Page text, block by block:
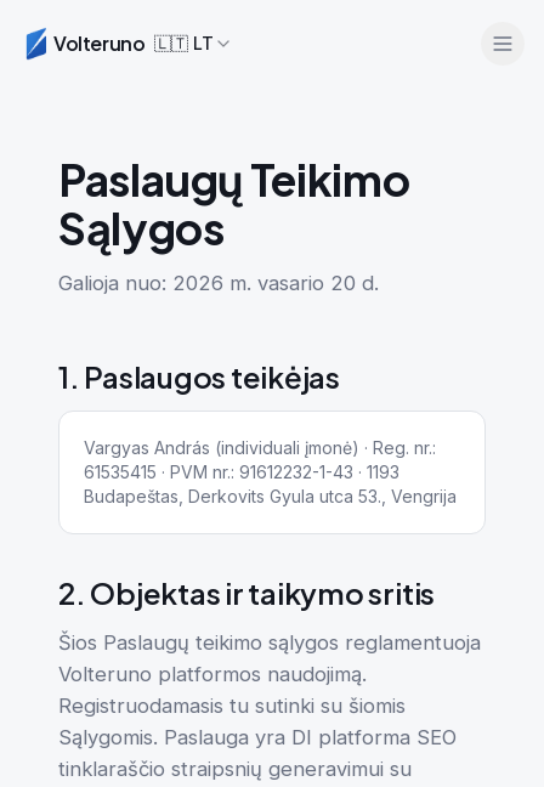
Volteruno 🇱🇹 LT
Pradėti nemokamai
Paslaugų Teikimo
Sąlygos
Galioja nuo: 2026 m. vasario 20 d.
1. Paslaugos teikėjas
Vargyas András (individuali įmonė) · Reg. nr.:
61535415 · PVM nr.: 91612232-1-43 · 1193
Budapeštas, Derkovits Gyula utca 53., Vengrija
2. Objektas ir taikymo sritis
Šios Paslaugų teikimo sąlygos reglamentuoja
Volteruno platformos naudojimą.
Registruodamasis tu sutinki su šiomis
Sąlygomis. Paslauga yra DI platforma SEO
tinklaraščio straipsnių generavimui su